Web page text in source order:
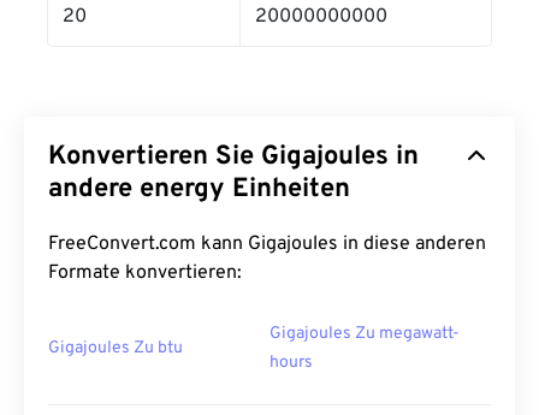
20 20000000000
Konvertieren Sie Gigajoules in
andere energy Einheiten
FreeConvert.com kann Gigajoules in diese anderen
Formate konvertieren:
Gigajoules Zu btu
Gigajoules Zu megawatt-
hours